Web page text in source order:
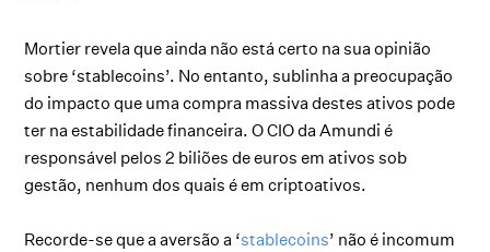
Mortier revela que ainda não está certo na sua opinião
sobre ‘stablecoins’. No entanto, sublinha a preocupação
do impacto que uma compra massiva destes ativos pode
ter na estabilidade financeira. O CIO da Amundi é
responsável pelos 2 biliões de euros em ativos sob
gestão, nenhum dos quais é em criptoativos.
Recorde-se que a aversão a ‘stablecoins’ não é incomum